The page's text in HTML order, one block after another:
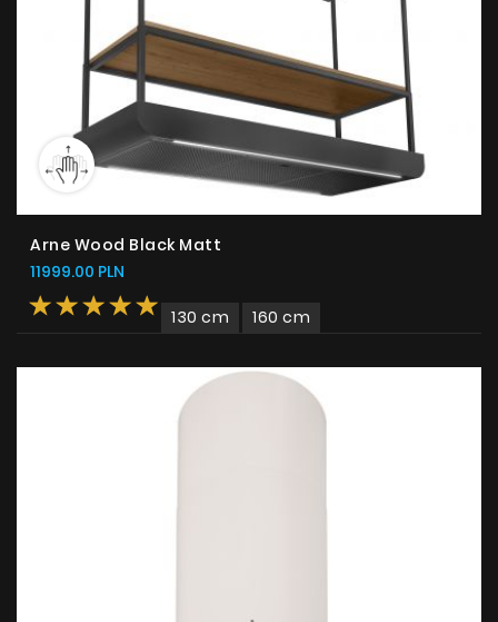
Arne Wood Black Matt
11999.00 PLN
130 cm 160 cm